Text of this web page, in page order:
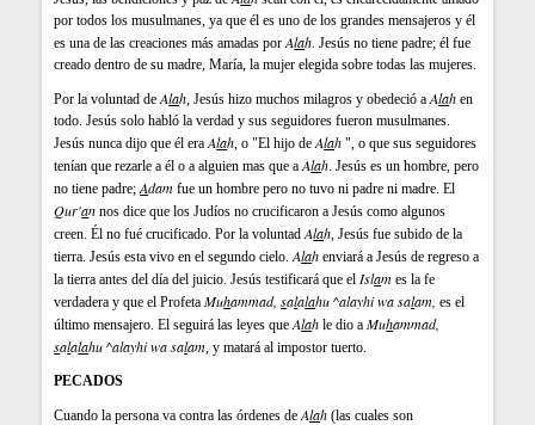
por todos los musulmanes, ya que él es uno de los grandes mensajeros y él
es una de las creaciones más amadas porAlah. Jesús no tiene padre; él fue
creado dentro de su madre, María, la mujer elegida sobre todas las mujeres.
Por la voluntad deAlah, Jesús hizo muchos milagros y obedeció aAlah en
todo. Jesús solo habló la verdad y sus seguidores fueron musulmanes.
Jesús nunca dijo que él eraAlah, o "El hijo de Alah ", o que sus seguidores
tenían que rezarle a él o a alguien mas que aAlah. Jesús es un hombre, pero
no tiene padre;Adam fue un hombre pero no tuvo ni padre ni madre. El
Qur'an nos dice que los Judíos no crucificaron a Jesús como algunos
creen. Él no fué crucificado. Por la voluntadAlah, Jesús fue subido de la
tierra. Jesús esta vivo en el segundo cielo.Alah enviará a Jesús de regreso a
la tierra antes del día del juicio. Jesús testificará que elIslam es la fe
verdadera y que el ProfetaMuhammad,salalahu ^alayhi wa salam, es el
último mensajero. El seguirá las leyes que Alah le dio aMuhammad,
salalahu ^alayhi wa salam, y matará al impostor tuerto.
PECADOS
Cuando la persona va contra las órdenes deAlah (las cuales son